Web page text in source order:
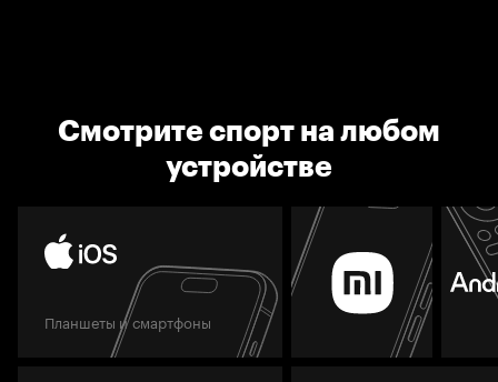
Смотрите спорт на любом
устройстве
Планшеты и смартфоны